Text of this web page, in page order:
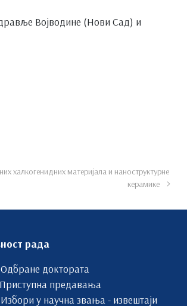
Војводине (Нови Сад) и
халкогенидних материјала и наноструктурне
керамике
рада
Одбране доктората
Приступна предавања
Избори у научна звања - извештаји